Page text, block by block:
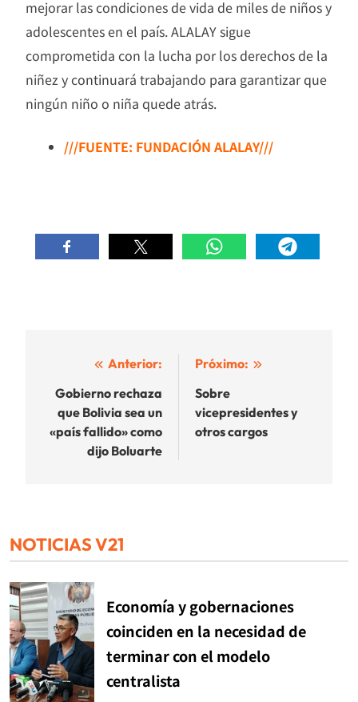
mejorar las condiciones de vida de miles de niños y
adolescentes en el país. ALALAY sigue
comprometida con la lucha por los derechos de la
niñez y continuará trabajando para garantizar que
ningún niño o niña quede atrás.
///FUENTE: FUNDACIÓN ALALAY///
Navegación
de
entradas
Anterior:
Gobierno rechaza
que Bolivia sea un
«país fallido» como
dijo Boluarte
Próximo:
Sobre
vicepresidentes y
otros cargos
NOTICIAS V21
Economía y gobernaciones
coinciden en la necesidad de
terminar con el modelo
centralista